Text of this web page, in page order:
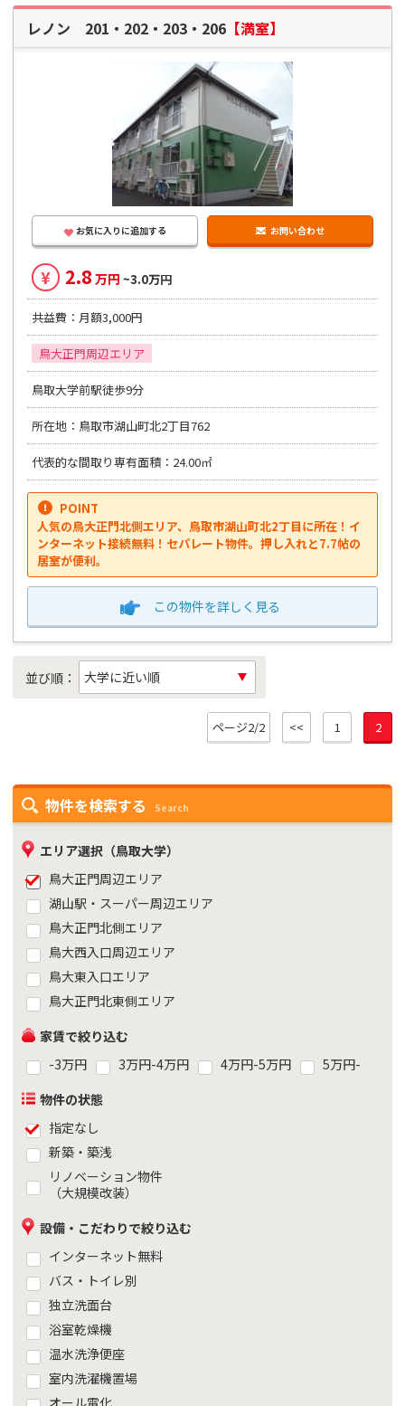
物件を検索する Search
エリア選択（鳥取大学）
鳥大正門周辺エリア
湖山駅・スーパー周辺エリア
鳥大正門北側エリア
鳥大西入口周辺エリア
鳥大東入口エリア
鳥大正門北東側エリア
家賃で絞り込む
-3万円
3万円-4万円 4万円-5万円
5万円-
物件の状態
指定なし
新築・築浅
リノベーション物件
（大規模改装）
設備・こだわりで絞り込む
インターネット無料
バス・トイレ別
独立洗面台
浴室乾燥機
温水洗浄便座
室内洗濯機置場
オール電化
レノン 201・202・203・206 【満室】
お気に入りに追加する お問い合わせ
¥ 2.8 万円 ~3.0万円
共益費：月額3,000円
鳥大正門周辺エリア
鳥取大学前駅徒歩9分
所在地：鳥取市湖山町北2丁目762
代表的な間取り専有面積：24.00㎡
POINT
人気の鳥大正門北側エリア、鳥取市湖山町北2丁目に所在！イ
ンターネット接続無料！セパレート物件。押し入れと7.7帖の
居室が便利。
この物件を詳しく見る
並び順：
ページ2/2 << 1 2